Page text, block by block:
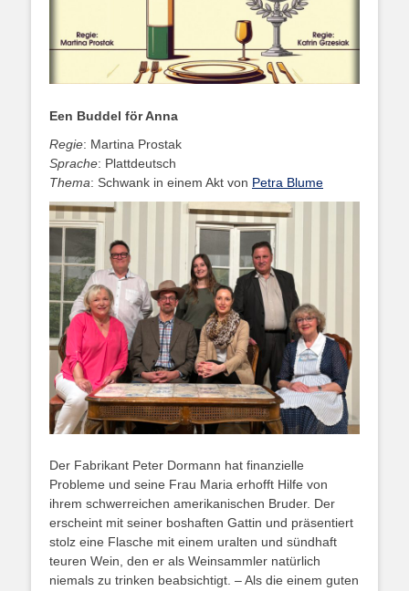
Een Buddel för Anna
Regie: Martina Prostak
Sprache: Plattdeutsch
Thema: Schwank in einem Akt von Petra Blume
Der Fabrikant Peter Dormann hat finanzielle
Probleme und seine Frau Maria erhofft Hilfe von
ihrem schwerreichen amerikanischen Bruder. Der
erscheint mit seiner boshaften Gattin und präsentiert
stolz eine Flasche mit einem uralten und sündhaft
teuren Wein, den er als Weinsammler natürlich
niemals zu trinken beabsichtigt. – Als die einem guten